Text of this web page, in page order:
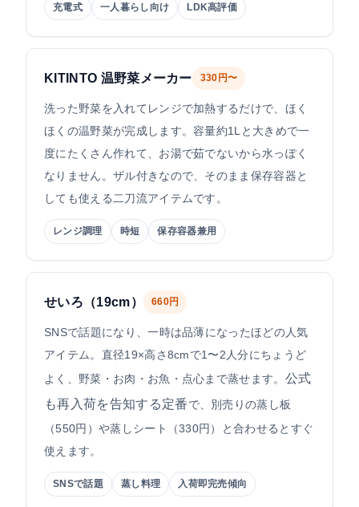
充電式 一人暮らし向け LDK高評価
KITINTO 温野菜メーカー 330円〜
洗った野菜を入れてレンジで加熱するだけで、ほく
ほくの温野菜が完成します。容量約1Lと大きめで一
度にたくさん作れて、お湯で茹でないから水っぽく
なりません。ザル付きなので、そのまま保存容器と
しても使える二刀流アイテムです。
レンジ調理 時短 保存容器兼用
せいろ（19cm） 660円
SNSで話題になり、一時は品薄になったほどの人気
アイテム。直径19×高さ8cmで1〜2人分にちょうど
よく、野菜・お肉・お魚・点心まで蒸せます。 公式
も再入荷を告知する定番で、別売りの蒸し板
（550円）や蒸しシート（330円）と合わせるとすぐ
使えます。
SNSで話題 蒸し料理 入荷即完売傾向